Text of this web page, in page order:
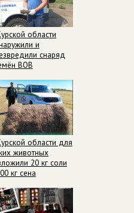
области
и
снаряд
ВОВ
области для
животных
20 кг соли
кг сена